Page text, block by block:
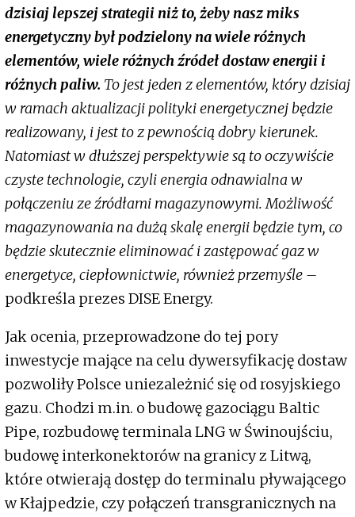
dzisiaj lepszej strategii niż to, żeby nasz miks
energetyczny był podzielony na wiele różnych
elementów, wiele różnych źródeł dostaw energii i
różnych paliw. To jest jeden z elementów, który dzisiaj
w ramach aktualizacji polityki energetycznej będzie
realizowany, i jest to z pewnością dobry kierunek.
Natomiast w dłuższej perspektywie są to oczywiście
czyste technologie, czyli energia odnawialna w
połączeniu ze źródłami magazynowymi. Możliwość
magazynowania na dużą skalę energii będzie tym, co
będzie skutecznie eliminować i zastępować gaz w
energetyce, ciepłownictwie, również przemyśle –
podkreśla prezes DISE Energy.
Jak ocenia, przeprowadzone do tej pory
inwestycje mające na celu dywersyfikację dostaw
pozwoliły Polsce uniezależnić się od rosyjskiego
gazu. Chodzi m.in. o budowę gazociągu Baltic
Pipe, rozbudowę terminala LNG w Świnoujściu,
budowę interkonektorów na granicy z Litwą,
które otwierają dostęp do terminalu pływającego
w Kłajpedzie, czy połączeń transgranicznych na